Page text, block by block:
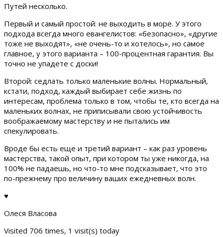
Путей несколько.
Первый и самый простой: не выходить в море. У этого
подхода всегда много евангелистов: «безопасно», «другие
тоже не выходят», «не очень-то и хотелось», но самое
главное, у этого варианта – 100-процентная гарантия. Вы
точно не упадете с доски!
Второй: седлать только маленькие волны. Нормальный,
кстати, подход, каждый выбирает себе жизнь по
интересам, проблема только в том, чтобы те, кто всегда на
маленьких волнах, не приписывали свою устойчивость
воображаемому мастерству и не пытались им
спекулировать.
Вроде бы есть еще и третий вариант – как раз уровень
мастерства, такой опыт, при котором ты уже никогда, на
100% не падаешь, но что-то мне подсказывает, что это
по-прежнему про величину ваших ежедневных волн.
♥
Олеся Власова
Visited 706 times, 1 visit(s) today